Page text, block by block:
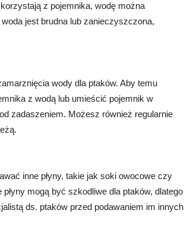
z pojemnika, wodę można
jest brudna lub zanieczyszczona,
wody dla ptaków. Aby temu
z wodą lub umieścić pojemnik w
zadaszeniem. Możesz również regularnie
inne płyny, takie jak soki owocowe czy
mogą być szkodliwe dla ptaków, dlatego
ds. ptaków przed podawaniem im innych